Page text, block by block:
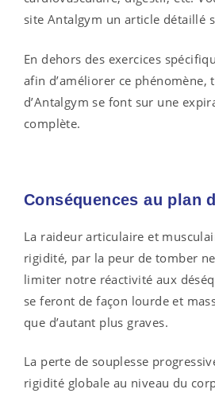
site Antalgym un article détaillé
En dehors des exercices
afin d’améliorer ce phénomène,
d’Antalgym se font sur une
complète.
Conséquences au plan
La raideur articulaire et
rigidité, par la peur de tomber
limiter notre réactivité aux
se feront de façon lourde et
que d’autant plus graves.
La perte de souplesse
rigidité globale au niveau du